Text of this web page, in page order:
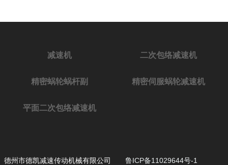
减速机 二次包络减速机
精密蜗轮蜗杆副 精密伺服蜗轮减速机
平面二次包络减速机
德州市德凯减速传动机械有限公司 鲁ICP备11029644号-1